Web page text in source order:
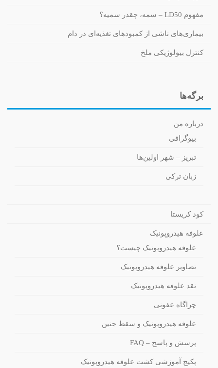
مفهوم LD50 – سمه، چقدر سمیه؟
بیماری‌های ناشی از کمبودهای تغذیه‌ای در دام
کنترل بیولوژیکی ملخ
برگه‌ها
درباره من
بیوگرافی
تبریز – شهر اولین‌ها
زبان ترکی
کود کریستا
علوفه هیدروپونیک
علوفه هیدروپونیک چیست؟
تصاویر علوفه هیدروپونیک
نقد علوفه هیدروپونیک
چراگاه عفونی
علوفه هیدروپونیک و سقط جنین
پرسش و پاسخ – FAQ
پکیج آموزشی کشت علوفه هیدروپونیک